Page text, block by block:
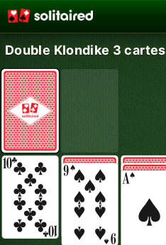
Double Klondike 3 cartes